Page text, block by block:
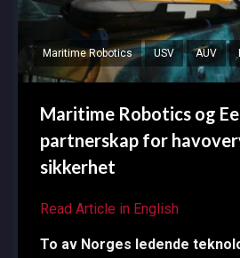
Maritime Robotics USV AUV
Maritime Robotics og
partnerskap for
sikkerhet
Read Article in English
To av Norges ledende